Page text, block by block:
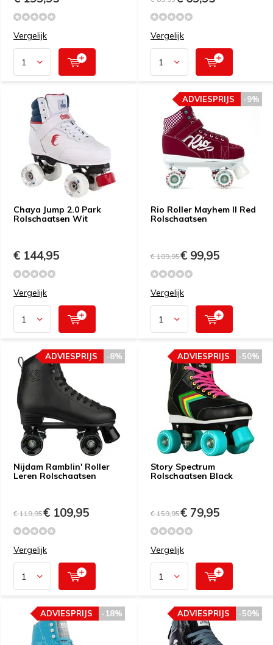
Vergelijk Vergelijk
Chaya Jump 2.0 Park
Rolschaatsen Wit
€ 144,95
Vergelijk
Rio Roller Mayhem II Red
Rolschaatsen
-9%
ADVIESPRIJS
€ 109,95€ 99,95
Vergelijk
Nijdam Ramblin' Roller
Leren Rolschaatsen
-8%
ADVIESPRIJS
€ 119,95€ 109,95
Vergelijk
Story Spectrum
Rolschaatsen Black
-50%
ADVIESPRIJS
€ 159,95€ 79,95
Vergelijk
-18%
ADVIESPRIJS -50%
ADVIESPRIJS